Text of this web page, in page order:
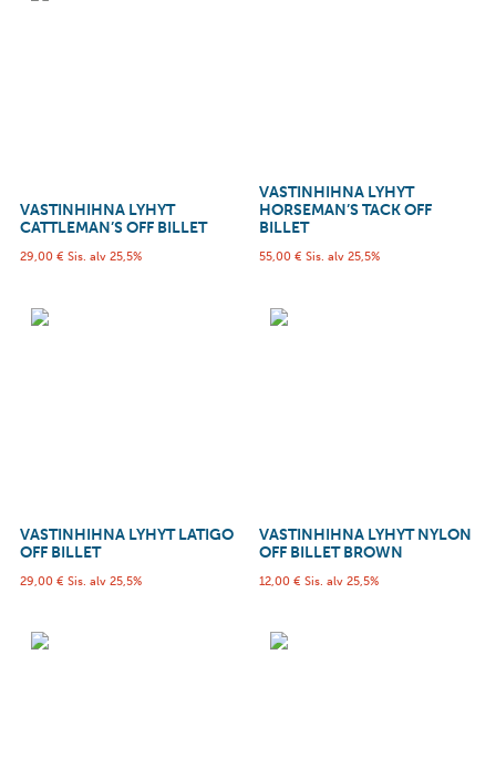
VASTINHIHNA LYHYT
CATTLEMAN’S OFF BILLET
29,00 € Sis. alv 25,5%
VASTINHIHNA LYHYT
HORSEMAN’S TACK OFF
BILLET
55,00 € Sis. alv 25,5%
VASTINHIHNA LYHYT LATIGO
OFF BILLET
29,00 € Sis. alv 25,5%
VASTINHIHNA LYHYT NYLON
OFF BILLET BROWN
12,00 € Sis. alv 25,5%